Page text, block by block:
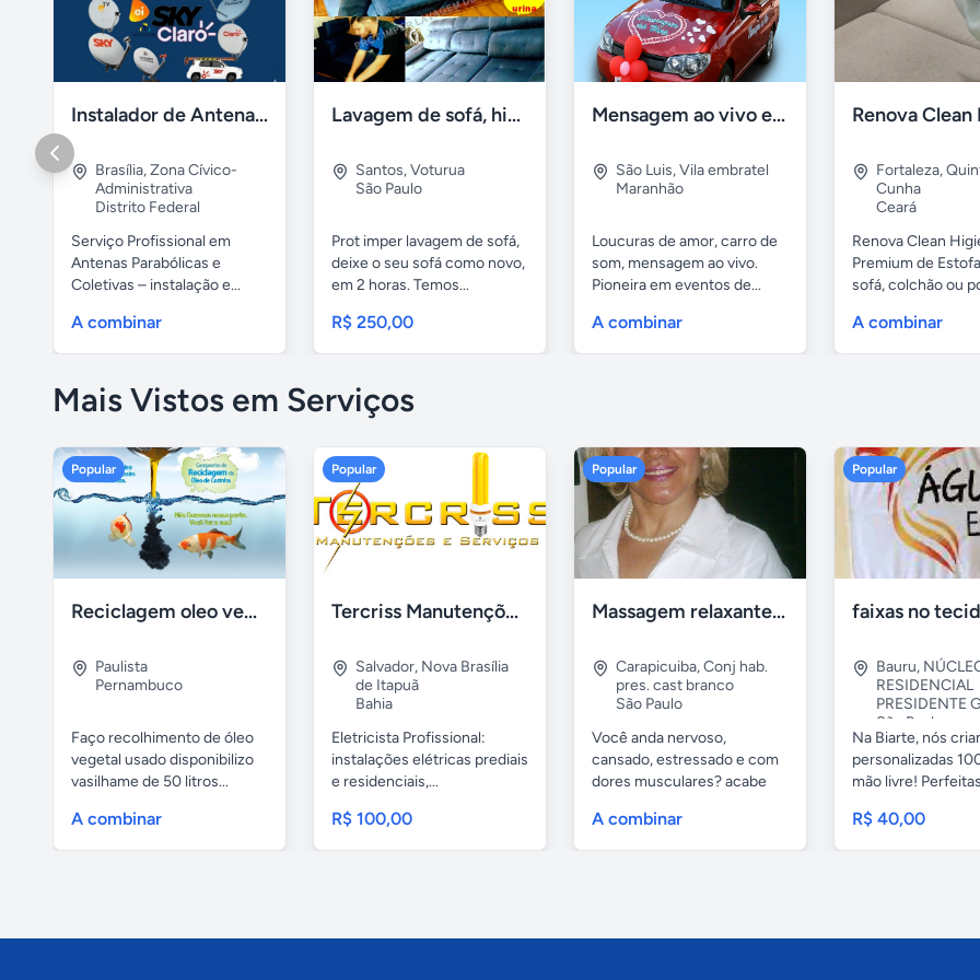
Instalador de Antena Digital em Brasília
Brasília,Zona Cívico-
Administrativa
Distrito Federal
Serviço Profissional em
Antenas Parabólicas e
Coletivas – instalação e...
A combinar
Lavagem de sofá, higienização sofá, Impermeabilização
Santos,Voturua
São Paulo
Prot imper lavagem de sofá,
deixe o seu sofá como novo,
em 2 horas. Temos...
R$ 250,00
Mensagem ao vivo em carro de som
São Luis,Vila embratel
Maranhão
Loucuras de amor, carro de
som, mensagem ao vivo.
Pioneira em eventos de...
A combinar
Fortaleza,
Cunha
Ceará
Renova Clean
Premium de
sofá, colchão ou
A combinar
Mais Vistos em Serviços
Popular
Reciclagem oleo vegetal
Paulista
Pernambuco
Faço recolhimento de óleo
vegetal usado disponibilizo
vasilhame de 50 litros...
A combinar
Popular
Tercriss Manutenções e Serviços
Salvador, Nova Brasília
de Itapuã
Bahia
Eletricista Profissional:
instalações elétricas prediais
e residenciais,...
R$ 100,00
Popular
Massagem relaxante- terapeutica e depilação
Carapicuiba,Conj hab.
pres. cast branco
São Paulo
Você anda nervoso,
cansado, estressado e com
dores musculares? acabe
A combinar
Popular
Bauru,
RESIDENCIAL
PRESIDENTE
São Paulo
Na Biarte, nós
personalizadas
mão livre!
R$ 40,00